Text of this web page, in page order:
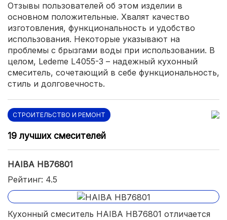
Отзывы пользователей об этом изделии в
основном положительные. Хвалят качество
изготовления, функциональность и удобство
использования. Некоторые указывают на
проблемы с брызгами воды при использовании. В
целом, Ledeme L4055-3 – надежный кухонный
смеситель, сочетающий в себе функциональность,
стиль и долговечность.
СТРОИТЕЛЬСТВО И РЕМОНТ
19 лучших смесителей
HAIBA HB76801
Рейтинг: 4.5
Кухонный смеситель HAIBA HB76801 отличается